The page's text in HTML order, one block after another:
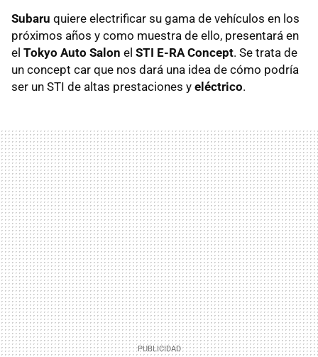
Subaru quiere electrificar su gama de vehículos en los
próximos años y como muestra de ello, presentará en
el Tokyo Auto Salon el STI E-RA Concept. Se trata de
un concept car que nos dará una idea de cómo podría
ser un STI de altas prestaciones y eléctrico.